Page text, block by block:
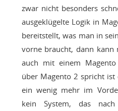
zwar nicht besonders
ausgeklügelte Logik in
bereitstellt, was man in
vorne braucht, dann kann
auch mit einem
über Magento 2 spricht ist
ein wenig mehr im
kein System, das